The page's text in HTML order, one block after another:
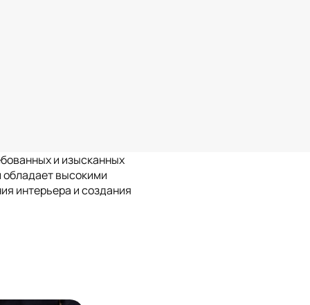
Травертин
Ливан
и изысканных
обладает высокими
интерьера и создания